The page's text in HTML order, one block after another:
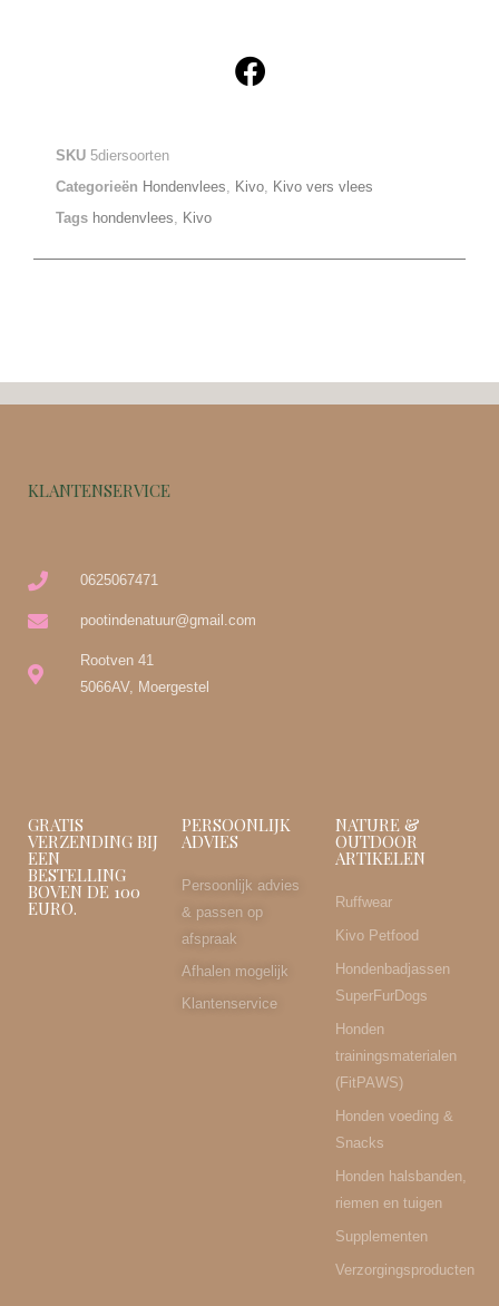
SKU 5diersoorten
Categorieën Hondenvlees Kivo
Kivo vers vlees
Tags hondenvlees Kivo
KLANTENSERVICE
0625067471
pootindenatuur@gmail.com
Rootven 41
5066AV, Moergestel
GRATIS
VERZENDING BIJ
EEN
BESTELLING
BOVEN DE 100
EURO.
PERSOONLIJK
ADVIES
Persoonlijk advies
& passen op
afspraak
Afhalen mogelijk
Klantenservice
NATURE &
OUTDOOR
ARTIKELEN
Ruffwear
Kivo Petfood
Hondenbadjassen
SuperFurDogs
Honden
trainingsmaterialen
(FitPAWS)
Honden voeding &
Snacks
Honden halsbanden,
riemen en tuigen
Supplementen
Verzorgingsproducten